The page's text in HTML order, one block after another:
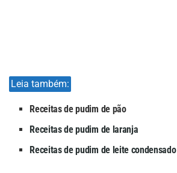
Leia também:
Receitas de pudim de pão
Receitas de pudim de laranja
Receitas de pudim de leite condensado